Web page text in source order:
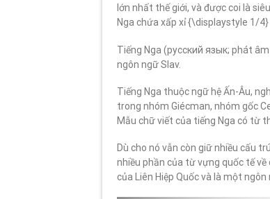
lớn nhất thế giới, và được coi là
Nga chứa xấp xỉ {\displaystyle 1/
Tiếng Nga (русский язык; phát
ngôn ngữ Slav.
Tiếng Nga thuộc ngữ hệ Ấn-Âu,
trong nhóm Giécman, nhóm gốc
Mẫu chữ viết của tiếng Nga có từ
Dù cho nó vẫn còn giữ nhiều cấu
nhiều phần của từ vựng quốc tế
của Liên Hiệp Quốc và là một